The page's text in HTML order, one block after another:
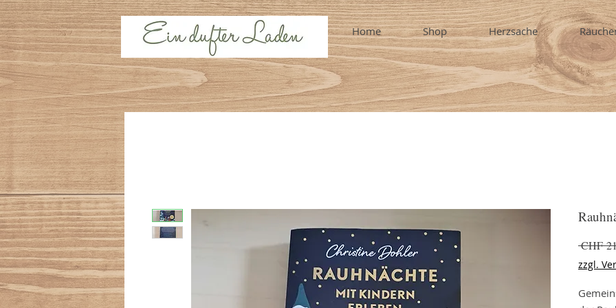
Home Shop Herzsache
CHF
zzgl.